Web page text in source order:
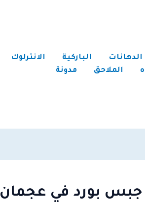
الدهانات الباركية الانترلوك
الملاحق مدونة
جبس بورد في عجمان